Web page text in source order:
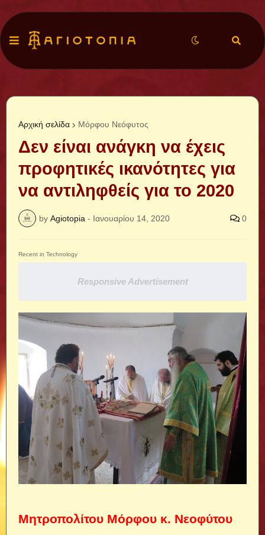
Αρχική σελίδα Μόρφου Νεόφυτος
Δεν είναι ανάγκη να έχεις
προφητικές ικανότητες για
να αντιληφθείς για το 2020
by Agiotopia - Ιανουαρίου 14, 2020 0
Recent in Technology
Responsive Advertisement
Μητροπολίτου Μόρφου κ. Νεοφύτου